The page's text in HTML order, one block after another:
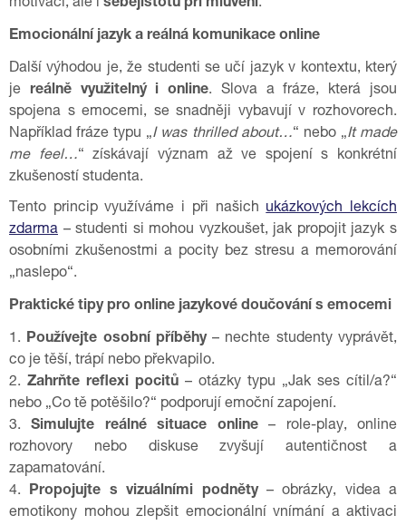
motivaci, ale i sebejistotu při mluvení.
Emocionální jazyk a reálná komunikace online
Další výhodou je, že studenti se učí jazyk v kontextu, který
je reálně využitelný i online. Slova a fráze, která jsou
spojena s emocemi, se snadněji vybavují v rozhovorech.
Například fráze typu „I was thrilled about…“ nebo „It made
me feel…“ získávají význam až ve spojení s konkrétní
zkušeností studenta.
Tento princip využíváme i při našich ukázkových lekcích
zdarma – studenti si mohou vyzkoušet, jak propojit jazyk s
osobními zkušenostmi a pocity bez stresu a memorování
„naslepo“.
Praktické tipy pro online jazykové doučování s emocemi
1. Používejte osobní příběhy– nechte studenty vyprávět,
co je těší, trápí nebo překvapilo.
2. Zahrňte reflexi pocitů – otázky typu „Jak ses cítil/a?“
nebo „Co tě potěšilo?“ podporují emoční zapojení.
3.Simulujte reálné situace online– role-play, online
rozhovory nebo diskuse zvyšují autentičnost a
zapamatování.
4. Propojujte s vizuálními podněty– obrázky, videa a
emotikony mohou zlepšit emocionální vnímání a aktivaci